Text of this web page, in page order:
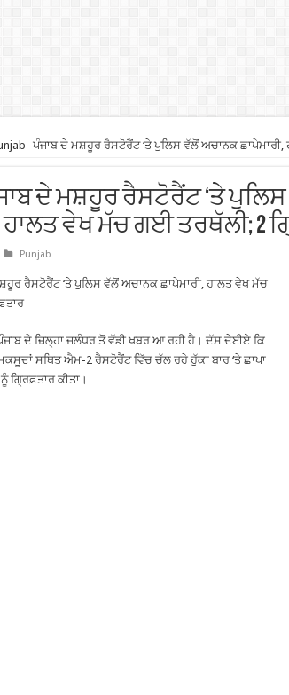
-ਪੰਜਾਬ ਦੇ ਮਸ਼ਹੂਰ ਰੈਸਟੋਰੈਂਟ ‘ਤੇ ਪੁਲਿਸ ਵੱਲੋਂ ਅਚਾਨਕ
ਦੇ ਮਸ਼ਹੂਰ ਰੈਸਟੋਰੈਂਟ ‘ਤੇ
ਹਾਲਤ ਵੇਖ ਮੱਚ ਗਈ ਤਰਥੱਲੀ; 2
Punjab
ਰੈਸਟੋਰੈਂਟ ‘ਤੇ ਪੁਲਿਸ ਵੱਲੋਂ ਅਚਾਨਕ ਛਾਪੇਮਾਰੀ, ਹਾਲਤ ਵੇਖ ਮੱਚ
ਦੇ ਜ਼ਿਲ੍ਹਾ ਜਲੰਧਰ ਤੋਂ ਵੱਡੀ ਖਬਰ ਆ ਰਹੀ ਹੈ। ਦੱਸ ਦੇਈਏ ਕਿ
ਸਥਿਤ ਐਮ-2 ਰੈਸਟੋਰੈਂਟ ਵਿੱਚ ਚੱਲ ਰਹੇ ਹੁੱਕਾ ਬਾਰ ‘ਤੇ ਛਾਪਾ
ਗ੍ਰਿਫ਼ਤਾਰ ਕੀਤਾ।